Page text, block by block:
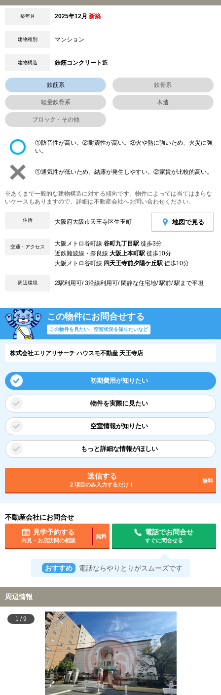
築年月 2025年12月 新築
建物種別 マンション
建物構造 鉄筋コンクリート造
鉄筋系 鉄骨系
軽量鉄骨系 木造
ブロック・その他
①防音性が高い。②耐震性が高い。③火や熱に強いため、火災に強
い。
①通気性が低いため、結露が発生しやすい。②家賃が比較的高い。
※あくまで一般的な建物構造に対する傾向です。物件によっては当てはまらな
いケースもありますので、詳細は不動産会社へお問い合わせください。
住所 大阪府大阪市天王寺区生玉町 地図で見る
交通・アクセス 大阪メトロ谷町線 谷町九丁目駅 徒歩3分
近鉄難波線・奈良線 大阪上本町駅 徒歩10分
大阪メトロ谷町線 四天王寺前夕陽ケ丘駅 徒歩10分
周辺環境 2駅利用可/ 3沿線利用可/ 閑静な住宅地/ 駅前/ 駅まで平坦
この物件にお問合せする
この物件を見たい、空室状況を知りたいなど
株式会社エリアリサーチ ハウスモ不動産 天王寺店
初期費用が知りたい
物件を実際に見たい
空室情報が知りたい
もっと詳細な情報がほしい
送信する
2 項目のみ入力するだけ！
無料
不動産会社にお問合せ
見学予約する
内見・お店訪問の相談
無料
電話でお問合せ
すぐに問合せる
おすすめ 電話ならやりとりがスムーズです
周辺情報
1 /9